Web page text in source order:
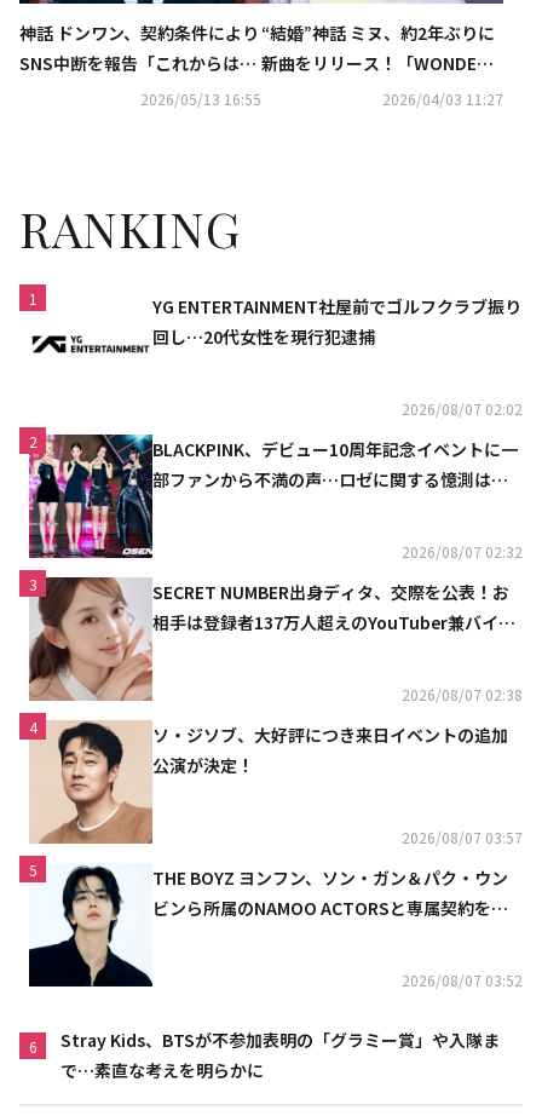
神話 ドンワン、契約条件により
SNS中断を報告「これからは事
2026/05/13 16:55
“結婚”神話 ミヌ、約2年ぶりに
新曲をリリース！「WONDER
U」を本日サプライズ公開
2026/04/03 11:27
RANKING
1
YG ENTERTAINMENT社屋前でゴルフクラブ振り
回し…20代女性を現行犯逮捕
2026/08/07 02:02
2
BLACKPINK、デビュー10周年記念イベントに一
部ファンから不満の声…ロゼに関する憶測は否
2026/08/07 02:32
3
SECRET NUMBER出身ディタ、交際を公表！お
相手は登録者137万人超えのYouTuber兼バイオ
2026/08/07 02:38
4
ソ・ジソブ、大好評につき来日イベントの追加
公演が決定！
2026/08/07 03:57
5
THE BOYZ ヨンフン、ソン・ガン＆パク・ウン
ビンら所属のNAMOO ACTORSと専属契約を締
2026/08/07 03:52
6
Stray Kids、BTSが不参加表明の「グラミー賞」や入隊ま
で…素直な考えを明らかに